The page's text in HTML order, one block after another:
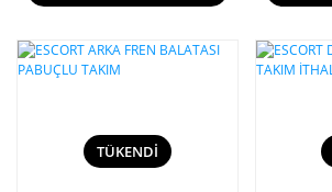
TÜKENDİ